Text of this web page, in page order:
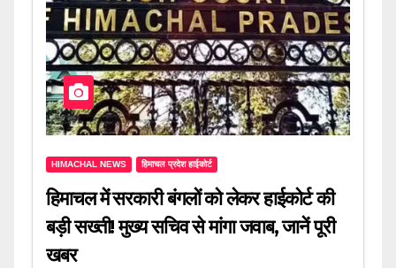
HIMACHAL NEWS हिमाचल प्रदेश हाईकोर्ट
हिमाचल में सरकारी बंगलों को लेकर हाईकोर्ट की
बड़ी सख्ती! मुख्य सचिव से मांगा जवाब, जानें पूरी
खबर